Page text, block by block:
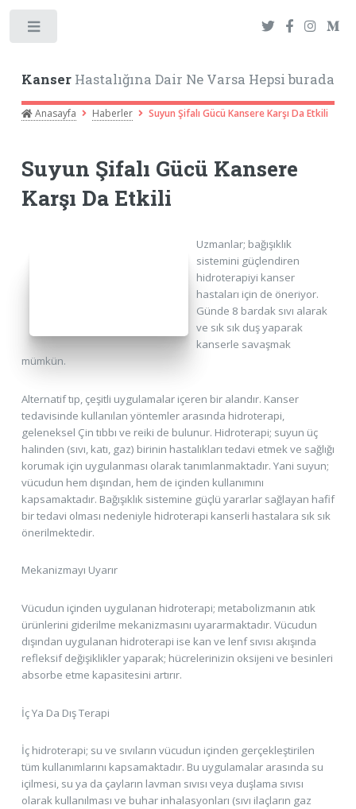
KanserHastalığına Dair Ne Varsa Hepsi burada
Anasayfa Haberler Suyun Şifalı Gücü Kansere Karşı Da Etkili
Suyun Şifalı Gücü Kansere
Karşı Da Etkili
Uzmanlar; bağışıklık
sistemini güçlendiren
hidroterapiyi kanser
hastaları için de öneriyor.
Günde 8 bardak sıvı alarak
ve sık sık duş yaparak
kanserle savaşmak
mümkün.
Alternatif tıp, çeşitli uygulamalar içeren bir alandır. Kanser
tedavisinde kullanılan yöntemler arasında hidroterapi,
geleneksel Çin tıbbı ve reiki de bulunur. Hidroterapi; suyun üç
halinden (sıvı, katı, gaz) birinin hastalıkları tedavi etmek ve sağlığı
korumak için uygulanması olarak tanımlanmaktadır. Yani suyun;
vücudun hem dışından, hem de içinden kullanımını
kapsamaktadır. Bağışıklık sistemine güçlü yararlar sağlayan hafif
bir tedavi olması nedeniyle hidroterapi kanserli hastalara sık sık
önerilmektedir.
Mekanizmayı Uyarır
Vücudun içinden uygulanan hidroterapi; metabolizmanın atık
ürünlerini giderilme mekanizmasını uyararmaktadır. Vücudun
dışından uygulanan hidroterapi ise kan ve lenf sıvısı akışında
refleksif değişiklikler yaparak; hücrelerinizin oksijeni ve besinleri
absorbe etme kapasitesini artırır.
İç Ya Da Dış Terapi
İç hidroterapi; su ve sıvıların vücudun içinden gerçekleştirilen
tüm kullanımlarını kapsamaktadır. Bu uygulamalar arasında su
içilmesi, su ya da çayların lavman sıvısı veya duşlama sıvısı
olarak kullanılması ve buhar inhalasyonları (sıvı ilaçların gaz